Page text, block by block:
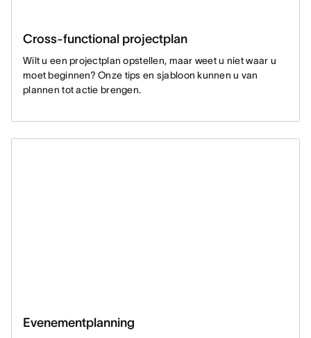
Cross-functional projectplan
Wilt u een projectplan opstellen, maar weet u niet waar u
moet beginnen? Onze tips en sjabloon kunnen u van
plannen tot actie brengen.
Evenementplanning